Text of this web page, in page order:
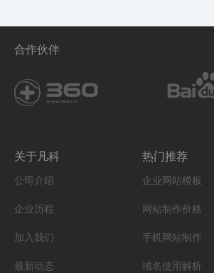
合作伙伴
关于凡科
公司介绍
企业历程
加入我们
最新动态
热门推荐
企业网站模板
网站制作价格
手机网站制作
域名使用解析